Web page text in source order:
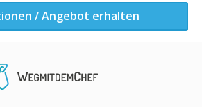
mit anderen Teams führt zum
alle Beteiligten ihre Stärken
Nehmen Sie wertvolle
/ Angebot erhalten